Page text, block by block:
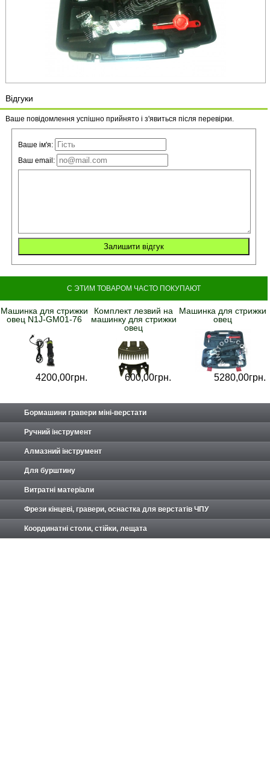
Відгуки
Ваше повідомлення успішно прийнято і з'явиться після перевірки.
Ваше ім'я:
Ваш email:
С ЭТИМ ТОВАРОМ ЧАСТО ПОКУПАЮТ
Машинка для стрижки
овец N1J-GM01-76
4200,00грн.
Комплект лезвий на
машинку для стрижки
овец
600,00грн.
Машинка для стрижки
овец
5280,00грн.
Бормашини гравери міні-верстати
Ручний інструмент
Алмазний інструмент
Для бурштину
Витратні матеріали
Фрези кінцеві, гравери, оснастка для верстатів ЧПУ
Координатні столи, стійки, лещата